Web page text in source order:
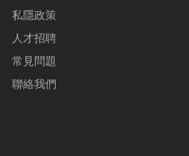
私隱政策
人才招聘
常見問題
聯絡我們